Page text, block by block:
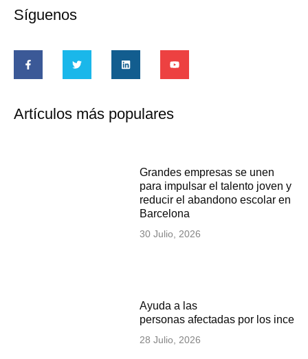
Síguenos
Artículos más populares
Grandes empresas se unen
para impulsar el talento joven y
reducir el abandono escolar en
Barcelona
30 Julio, 2026
Ayuda a las
personas afectadas por los
28 Julio, 2026